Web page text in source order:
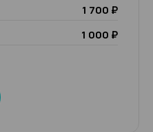
1 700 ₽
1 000 ₽